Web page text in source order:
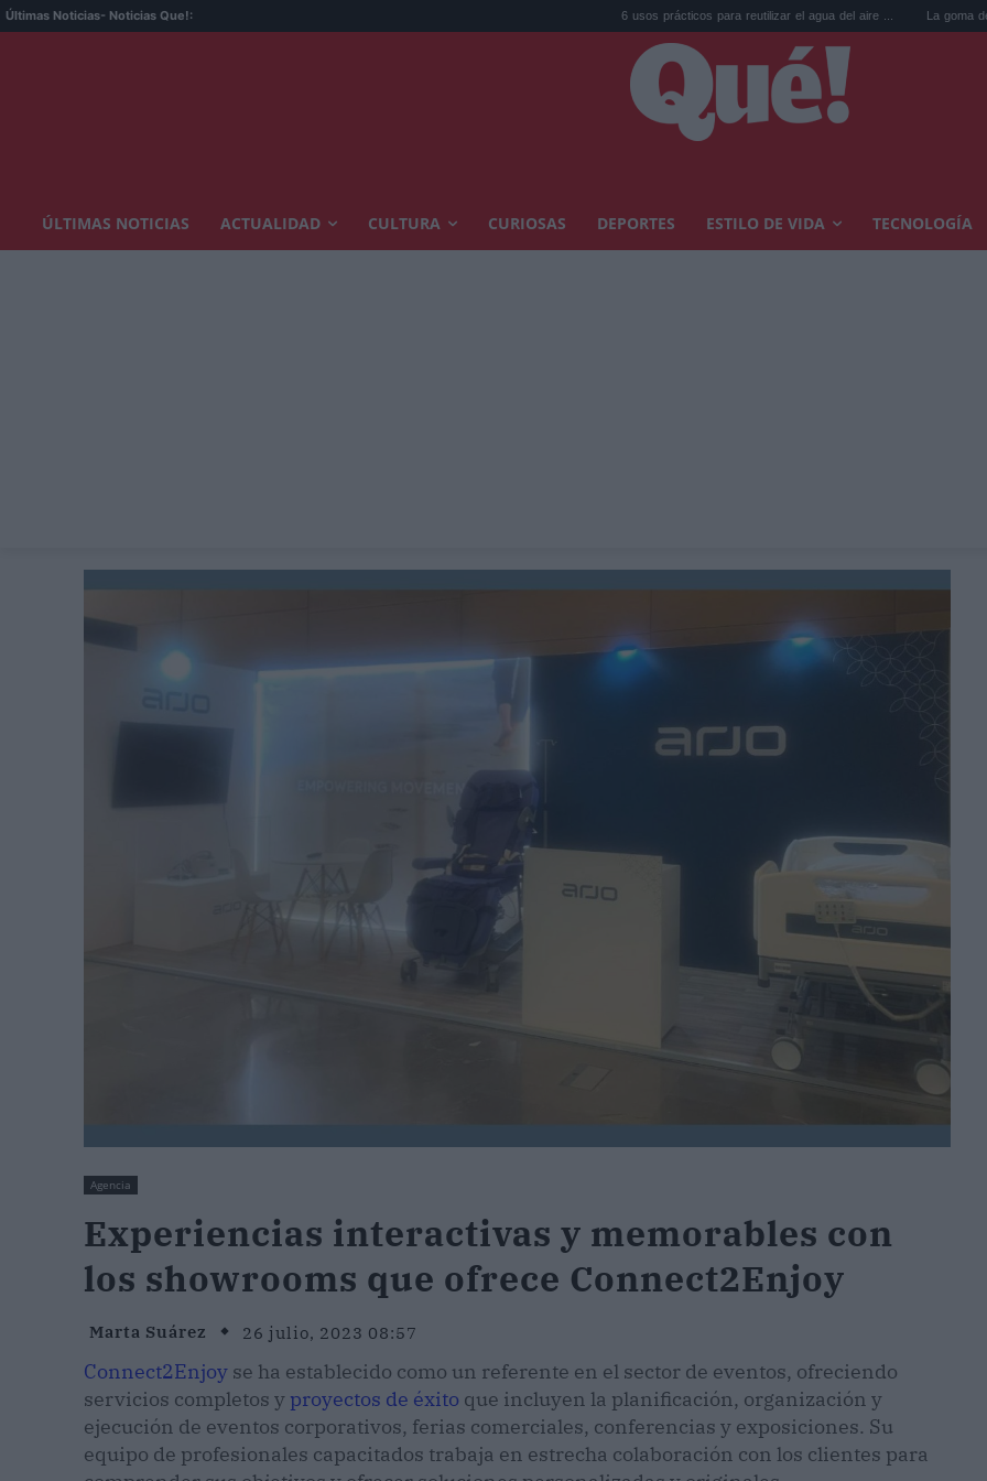
Últimas Noticias- Noticias Que!: 6 usos prácticos para reutilizar el agua del aire ... La goma de la nevera:
ÚLTIMAS NOTICIAS ACTUALIDAD CULTURA CURIOSAS DEPORTES ESTILO DE VIDA TECNOLOGÍA
Agencia
Experiencias interactivas y memorables con
los showrooms que ofrece Connect2Enjoy
Marta Suárez 26 julio, 2023 08:57
Connect2Enjoy se ha establecido como un referente en el sector de eventos, ofreciendo
servicios completos y proyectos de éxito que incluyen la planificación, organización y
ejecución de eventos corporativos, ferias comerciales, conferencias y exposiciones. Su
equipo de profesionales capacitados trabaja en estrecha colaboración con los clientes para